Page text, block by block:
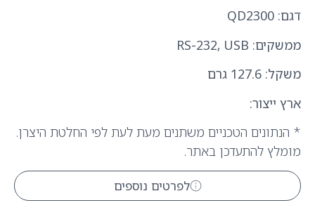
דגם: QD2300
ממשקים: RS-232, USB
משקל: 127.6 גרם
ארץ ייצור:
* הנתונים הטכניים משתנים מעת לעת לפי החלטת היצרן.
מומלץ להתעדכן באתר.
לפרטים נוספים